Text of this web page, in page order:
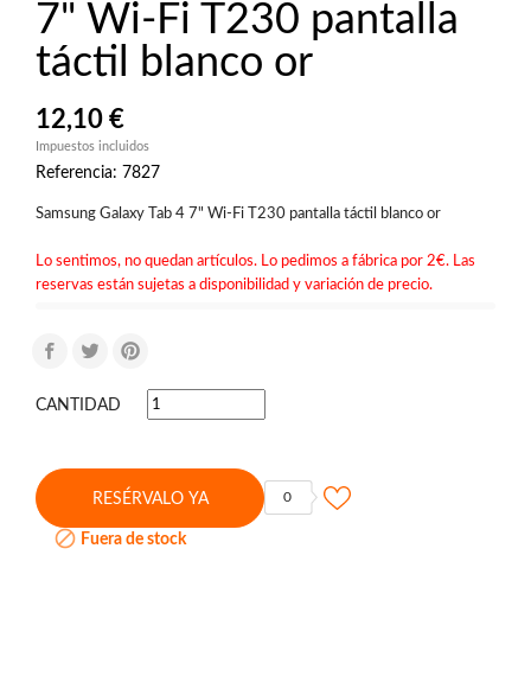
7" Wi-Fi T230 pantalla
táctil blanco or
12,10 €
Impuestos incluidos
Referencia: 7827
Samsung Galaxy Tab 4 7" Wi-Fi T230 pantalla táctil blanco or
Lo sentimos, no quedan artículos. Lo pedimos a fábrica por 2€. Las
reservas están sujetas a disponibilidad y variación de precio.
CANTIDAD
RESÉRVALO YA 0
 Fuera de stock